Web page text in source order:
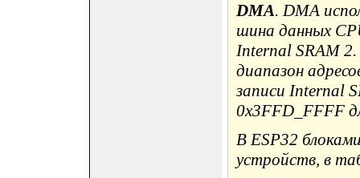
DMA. DMA
шина данных
Internal SRAM
диапазон
записи Internal
0x3FFD_FFFF
В ESP32
устройств, в